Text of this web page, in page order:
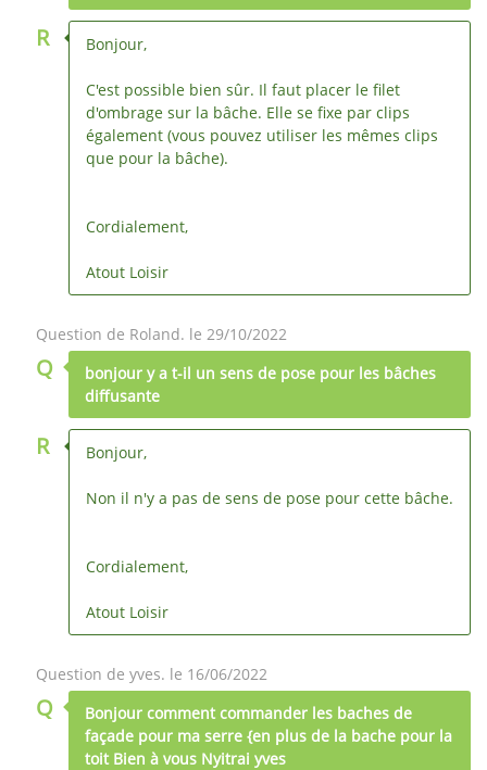
R Bonjour,
C'est possible bien sûr. Il faut placer le filet
d'ombrage sur la bâche. Elle se fixe par clips
également (vous pouvez utiliser les mêmes clips
que pour la bâche).
Cordialement,
Atout Loisir
Question de Roland. le 29/10/2022
Q
bonjour y a t-il un sens de pose pour les bâches
diffusante
R Bonjour,
Non il n'y a pas de sens de pose pour cette bâche.
Cordialement,
Atout Loisir
Question de yves. le 16/06/2022
Q
Bonjour comment commander les baches de
façade pour ma serre {en plus de la bache pour la
toit Bien à vous Nyitrai yves